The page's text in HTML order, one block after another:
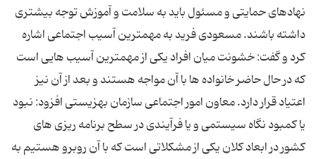
نهادهای حمایتی و مسئول باید به سلامت و آموزش توجه بیشتری
داشته باشند. مسعودی فرید به مهمترین آسیب اجتماعی اشاره
کرد و گفت: خشونت میان افراد یکی از مهمترین آسیب هایی است
که در حال حاضر خانواده ها با آن مواجه هستند و بعد از آن نیز
اعتیاد قرار دارد. معاون امور اجتماعی سازمان بهزیستی افزود: نبود
یا کمبود نگاه سیستمی و یا فرآیندی در سطح برنامه ریزی های
کشور در ابعاد کلان یکی از مشکلاتی است که با آن روبرو هستیم به